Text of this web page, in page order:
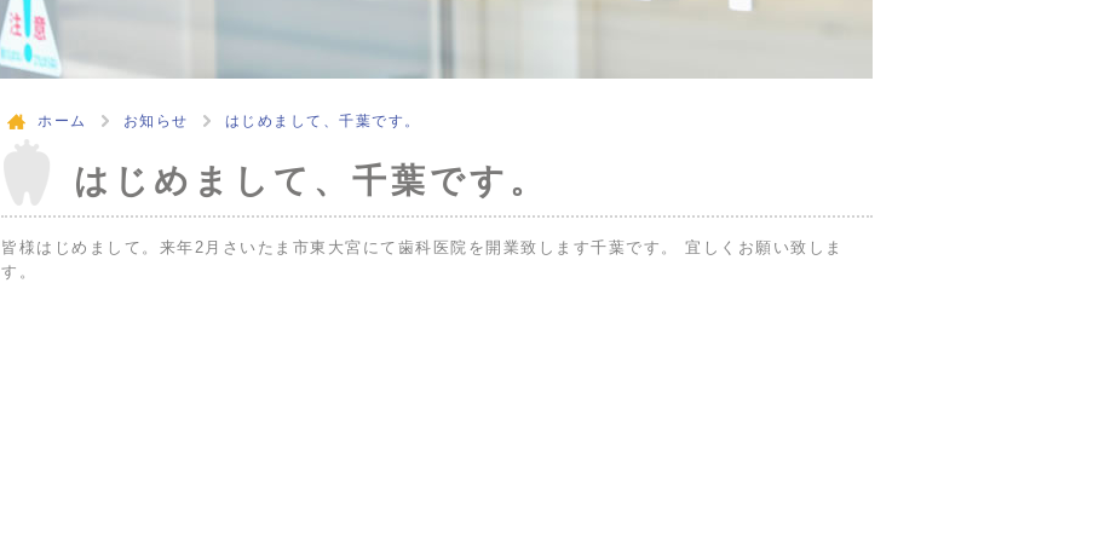
ホーム お知らせ はじめまして、千葉です。
はじめまして、千葉です。
皆様はじめまして。来年2月さいたま市東大宮にて歯科医院を開業致します千葉です。 宜しくお願い致しま
す。